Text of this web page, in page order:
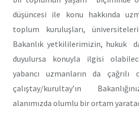
düşüncesi ile konu hakkında
toplum kuruluşları,
Bakanlık yetkililerimizin, hukuk
duyulursa konuyla ilgisi
yabancı uzmanların da
çalıştay/kurultay’ın
alanımızda olumlu bir ortam